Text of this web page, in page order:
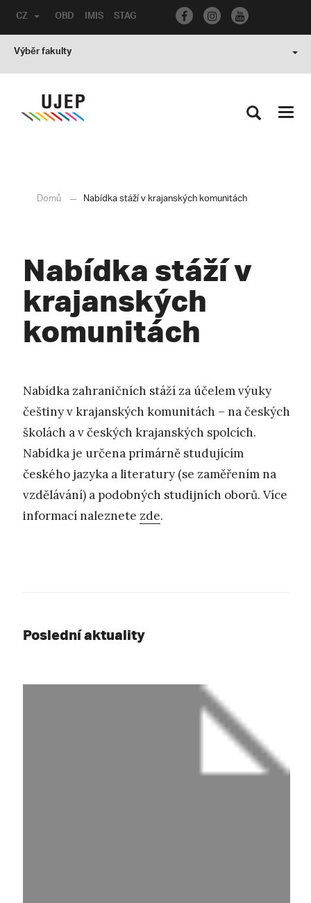
OBD IMIS STAG
CZ
Výběr fakulty
Domů Nabídka stáží v krajanských komunitách
Nabídka stáží v
krajanských
komunitách
Nabídka zahraničních stáží za účelem výuky
češtiny v krajanských komunitách – na českých
školách a v českých krajanských spolcích.
Nabídka je určena primárně studujícím
českého jazyka a literatury (se zaměřením na
vzdělávání) a podobných studijních oborů. Více
informací naleznete zde.
Poslední aktuality